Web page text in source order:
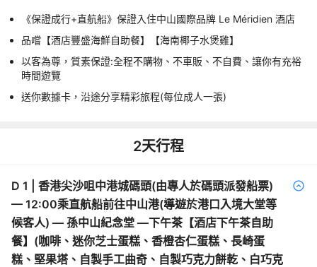
《保證成行+直航船》保證入住中山國際品牌 Le Méridien 酒店
品嚐【酒店豐盛海鮮自助餐】【海南椰子水煲雞】
以客為尊，質素保證:全程不購物、不車販、不自費、讓你有充裕
時間遊覽
送你數據卡，沿途分享精彩旅程(每位成人一張)
2天行程
D 1
香港尖沙咀中港城碼頭(由專人於碼頭派發船票)
— 12:00乘直航船前往中山港(導遊於港口入境大堂等
候客人) — 孫中山紀念堂 —下午茶【酒店下午茶自助
餐】(咖啡、迷你芝士蛋糕、香橙杏仁蛋糕、長崎蛋
糕、堅果塔、自製手工曲奇、自製巧克力餅乾、白巧克